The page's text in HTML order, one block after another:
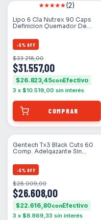
(2)
Lipo 6 Cla Nutrex 90 Caps
Definicion Quemador De
-5% OFF
$31.557,00
$33.218,00
$26.823,45con
3 x $10.519,00 sin interés
Gentech Tx3 Black Cuts 60
Comp. Adelgazante Sin
-5% OFF
$26.608,00
$28.009,00
$22.616,80con
3 x $8.869,33 sin interés